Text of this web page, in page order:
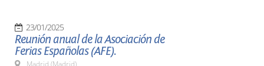
23/01/2025
Reunión anual de la Asociación de
Ferias Españolas (AFE).
Madrid (Madrid)